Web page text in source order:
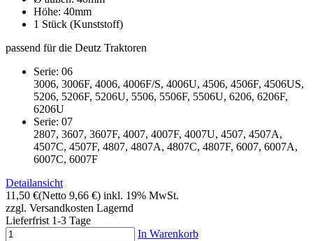
Höhe: 40mm
1 Stück (Kunststoff)
passend für die Deutz Traktoren
Serie: 06
3006, 3006F, 4006, 4006F/S, 4006U, 4506, 4506F, 4506US,
5206, 5206F, 5206U, 5506, 5506F, 5506U, 6206, 6206F,
6206U
Serie: 07
2807, 3607, 3607F, 4007, 4007F, 4007U, 4507, 4507A,
4507C, 4507F, 4807, 4807A, 4807C, 4807F, 6007, 6007A,
6007C, 6007F
Detailansicht
11,50 €(Netto 9,66 €) inkl. 19% MwSt.
zzgl. Versandkosten Lagernd
Lieferfrist 1-3 Tage
In Warenkorb